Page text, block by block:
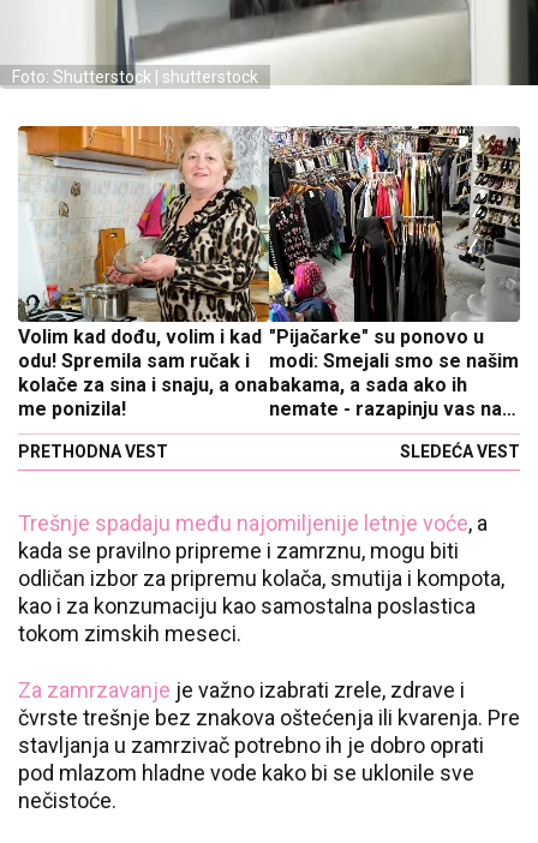
Foto: Shutterstock | shutterstock
Volim kad dođu, volim i kad
odu! Spremila sam ručak i
kolače za sina i snaju, a ona
me ponizila!
PRETHODNA VEST
"Pijačarke" su ponovo u
modi: Smejali smo se našim
bakama, a sada ako ih
nemate - razapinju vas na
modnoj lomači
SLEDEĆA VEST
Trešnje spadaju među najomiljenije letnje voće, a
kada se pravilno pripreme i zamrznu, mogu biti
odličan izbor za pripremu kolača, smutija i kompota,
kao i za konzumaciju kao samostalna poslastica
tokom zimskih meseci.
Za zamrzavanje je važno izabrati zrele, zdrave i
čvrste trešnje bez znakova oštećenja ili kvarenja. Pre
stavljanja u zamrzivač potrebno ih je dobro oprati
pod mlazom hladne vode kako bi se uklonile sve
nečistoće.